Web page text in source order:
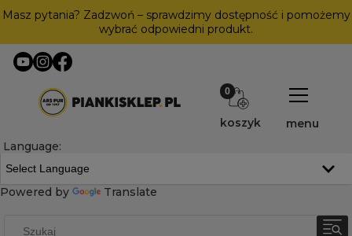
Masz pytania? Zadzwoń – sprawdzimy dostępność i pomożemy
wybrać odpowiedni produkt.
koszyk
menu
Language:
Powered by Translate